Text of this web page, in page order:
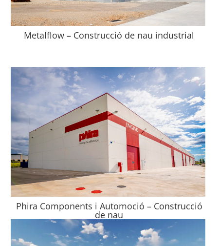
Metalflow – Construcció de nau industrial
Phira Components i Automoció – Construcció
de nau